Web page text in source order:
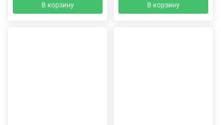
В корзину В корзину